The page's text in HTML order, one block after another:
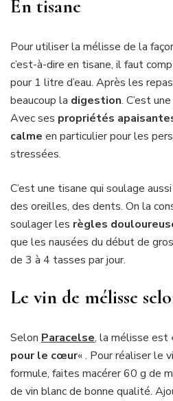
En tisane
Pour utiliser la mélisse de la
c’est-à-dire en tisane, il faut
pour 1 litre d’eau. Après les
beaucoup la digestion. C’est
Avec ses propriétés
calme en particulier pour les
stressées.
C’est une tisane qui soulage
des oreilles, des dents. On la
soulager les règles
que les nausées du début de
de 3 à 4 tasses par jour.
Le vin de mélisse
Selon Paracelse, la mélisse est
pour le cœur« . Pour réaliser le
formule, faites macérer 60 g de
de vin blanc de bonne qualité.